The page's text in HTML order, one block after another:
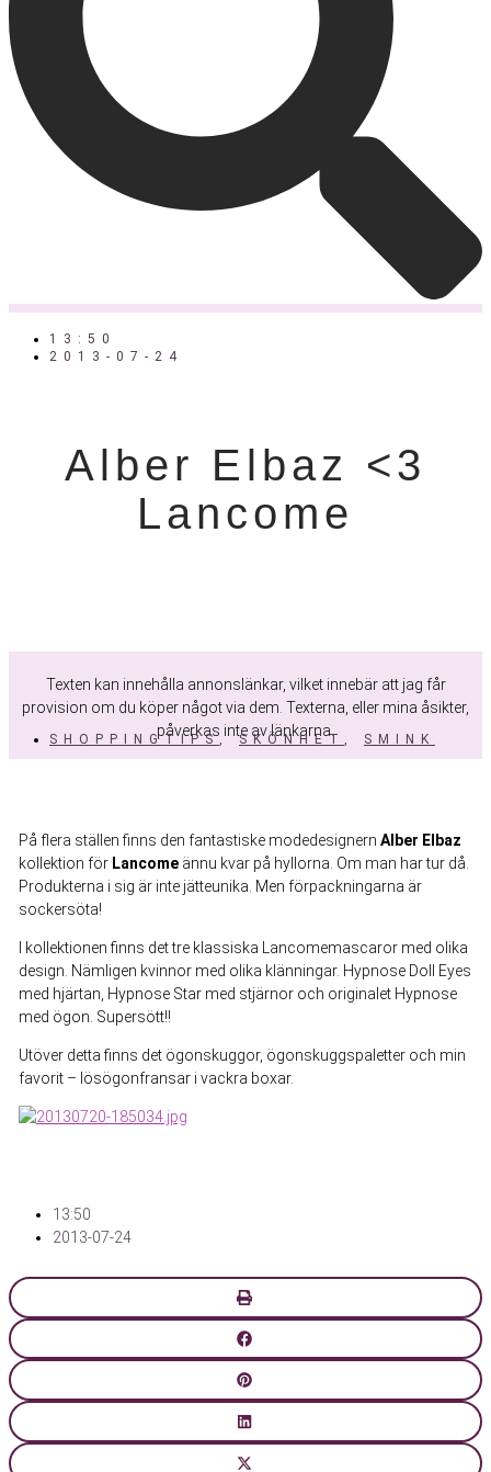
13:50
2013-07-24
Alber Elbaz <3
Lancome
Texten kan innehålla annonslänkar, vilket innebär att jag får
provision om du köper något via dem. Texterna, eller mina åsikter,
påverkas inte av länkarna.
SHOPPINGTIPS,SKÖNHET , SMINK
På flera ställen finns den fantastiske modedesignern Alber Elbaz
kollektion för Lancomeännu kvar på hyllorna. Om man har tur då.
Produkterna i sig är inte jätteunika. Men förpackningarna är
sockersöta!
I kollektionen finns det tre klassiska Lancomemascaror med olika
design. Nämligen kvinnor med olika klänningar. Hypnose Doll Eyes
med hjärtan, Hypnose Star med stjärnor och originalet Hypnose
med ögon. Supersött!!
Utöver detta finns det ögonskuggor, ögonskuggspaletter och min
favorit – lösögonfransar i vackra boxar.
13:50
2013-07-24